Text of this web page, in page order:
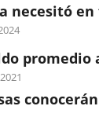
necesitó en
promedio